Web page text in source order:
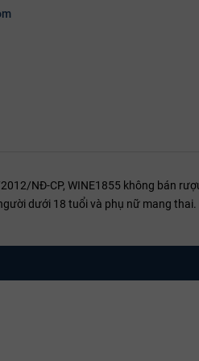
NĐ-CP, WINE1855 không bán
dưới 18 tuổi và phụ nữ mang thai.